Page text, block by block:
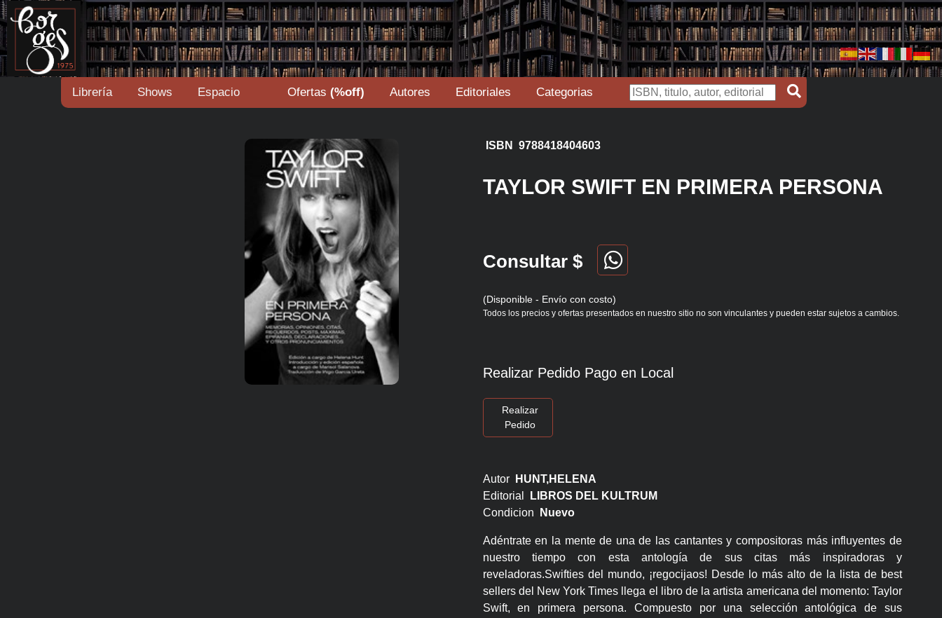
Librería Shows Espacio Ofertas (%off) Autores Editoriales Categorias
ISBN 9788418404603
TAYLOR SWIFT EN PRIMERA PERSONA
Consultar $
(Disponible - Envío con costo)
Todos los precios y ofertas presentados en nuestro sitio no son vinculantes y pueden estar sujetos a cambios.
Realizar Pedido Pago en Local
Realizar
Pedido
Autor
HUNT,HELENA
Editorial
LIBROS DEL KULTRUM
Condicion
Nuevo
Adéntrate en la mente de una de las cantantes y compositoras más influyentes de
nuestro tiempo con esta antología de sus citas más inspiradoras y
reveladoras.Swifties del mundo, ¡regocijaos! Desde lo más alto de la lista de best
sellers del New York Times llega el libro de la artista americana del momento: Taylor
Swift, en primera persona. Compuesto por una selección antológica de sus